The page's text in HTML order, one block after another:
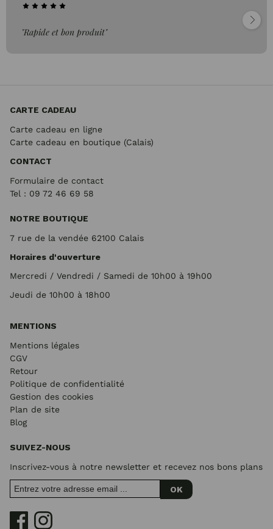
"Rapide et bon produit"
CARTE CADEAU
Carte cadeau en ligne
Carte cadeau en boutique (Calais)
CONTACT
Formulaire de contact
Tel : 09 72 46 69 58
NOTRE BOUTIQUE
7 rue de la vendée 62100 Calais
Horaires d'ouverture
Mercredi / Vendredi / Samedi de 10h00 à 19h00
Jeudi de 10h00 à 18h00
MENTIONS
Mentions légales
CGV
Retour
Politique de confidentialité
Gestion des cookies
Plan de site
Blog
SUIVEZ-NOUS
Inscrivez-vous à notre newsletter et recevez nos bons plans
OK